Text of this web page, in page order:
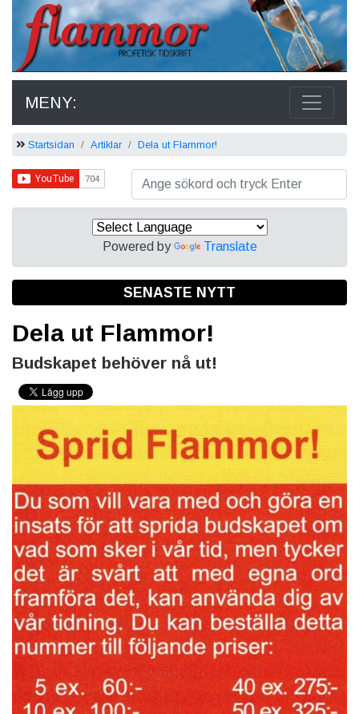
MENY:
Startsidan Artiklar Dela ut Flammor!
Powered by Translate
SENASTE NYTT
Dela ut Flammor!
Budskapet behöver nå ut!